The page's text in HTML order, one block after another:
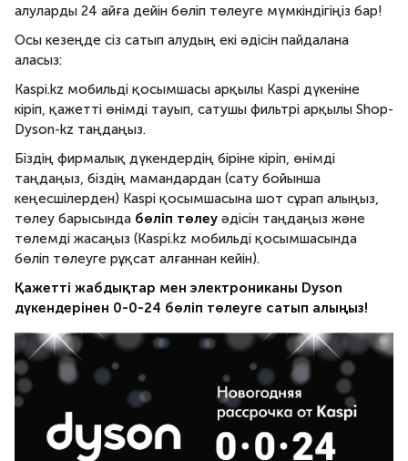
алуларды 24 айға дейін бөліп төлеуге мүмкіндігіңіз бар!
Осы кезеңде сіз сатып алудың екі әдісін пайдалана
аласыз:
Kaspi.kz мобильді қосымшасы арқылы Kaspi дүкеніне
кіріп, қажетті өнімді тауып, сатушы фильтрі арқылы Shop-
Dyson-kz таңдаңыз.
Біздің фирмалық дүкендердің біріне кіріп, өнімді
таңдаңыз, біздің мамандардан (сату бойынша
кеңесшілерден) Kaspi қосымшасына шот сұрап алыңыз,
төлеу барысында бөліп төлеу әдісін таңдаңыз және
төлемді жасаңыз (Kaspi.kz мобильді қосымшасында
бөліп төлеуге рұқсат алғаннан кейін).
Қажетті жабдықтар мен электрониканы Dyson
дүкендерінен 0-0-24 бөліп төлеуге сатып алыңыз!